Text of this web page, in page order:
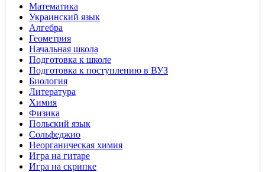
Математика
Украинский язык
Алгебра
Геометрия
Начальная школа
Подготовка к школе
Подготовка к поступлению в ВУЗ
Биология
Литература
Химия
Физика
Польский язык
Сольфеджио
Неорганическая химия
Игра на гитаре
Игра на скрипке